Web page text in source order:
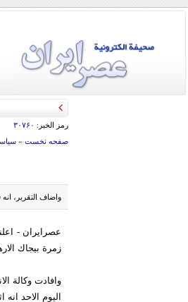
رمز الخبر: ۳۰۷۶۰
صفحه نخست»
واضاف التقرير، انه في
عصرایران -
زمرة بيجاك
وافادت وکالة
اليوم الاحد